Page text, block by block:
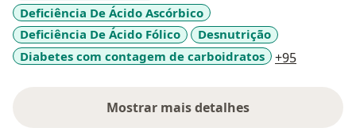
Deficiência De Ácido Ascórbico
Deficiência De Ácido Fólico
Desnutrição
Diabetes com contagem de carboidratos
+95
Mostrar mais detalhes
sobre a experiência